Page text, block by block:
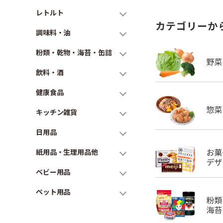
レトルト
調味料・油
粉類・乾物・海苔・缶詰
飲料・酒
健康食品
キッチン雑貨
日用品
紙用品・生理用品他
ベビー用品
ペット用品
カテゴリーか